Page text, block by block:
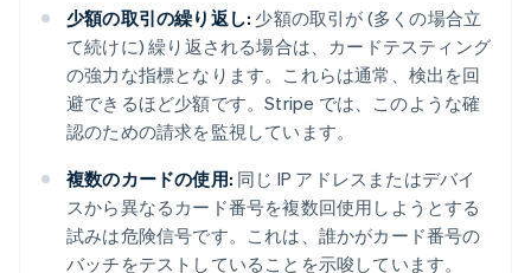
少額の取引の繰り返し: 少額の取引が (多くの場合立
て続けに) 繰り返される場合は、カードテスティング
の強力な指標となります。これらは通常、検出を回
避できるほど少額です。Stripe では、このような確
認のための請求を監視しています。
複数のカードの使用: 同じ IP アドレスまたはデバイ
スから異なるカード番号を複数回使用しようとする
試みは危険信号です。これは、誰かがカード番号の
バッチをテストしていることを示唆しています。